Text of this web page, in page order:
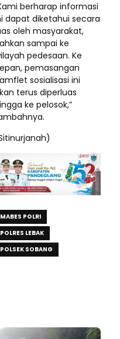
berharap informasi
dapat diketahui secara
oleh masyarakat,
sampai ke
pedesaan. Ke
pemasangan
sosialisasi ini
terus diperluas
ke pelosok,”
MABES POLRI
POLRES LEBAK
POLSEK SOBANG